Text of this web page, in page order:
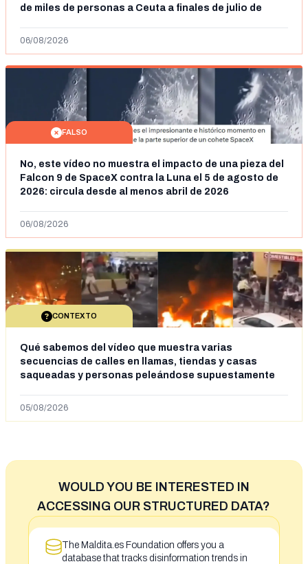
de miles de personas a Ceuta a finales de julio de
06/08/2026
FALSO
No, este vídeo no muestra el impacto de una pieza del
Falcon 9 de SpaceX contra la Luna el 5 de agosto de
2026: circula desde al menos abril de 2026
06/08/2026
CONTEXTO
Qué sabemos del vídeo que muestra varias
secuencias de calles en llamas, tiendas y casas
saqueadas y personas peleándose supuestamente
situación irregular a Ceuta
05/08/2026
WOULD YOU BE INTERESTED IN
ACCESSING OUR STRUCTURED DATA?
The Maldita.es Foundation offers you a
database that tracks disinformation trends in